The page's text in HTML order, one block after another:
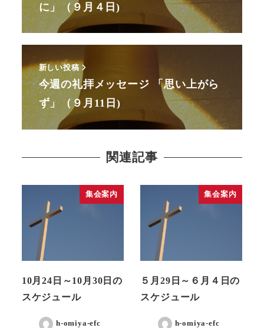
に」（９月４日)
新しい投稿
今週の礼拝メッセージ 「思い上がら
ず」（９月11日)
関連記事
集会案内
10月24日～10月30日の
スケジュール
h-omiya-efc
集会案内
５月29日～６月４日の
スケジュール
h-omiya-efc